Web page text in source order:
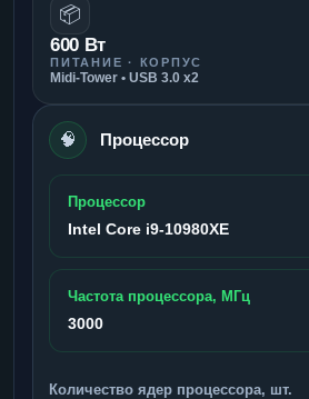
📦
600 Вт
ПИТАНИЕ · КОРПУС
Midi-Tower • USB 3.0 x2
🧠 Процессор
Процессор
Intel Core i9-10980XE
Частота процессора, МГц
3000
Количество ядер процессора, шт.